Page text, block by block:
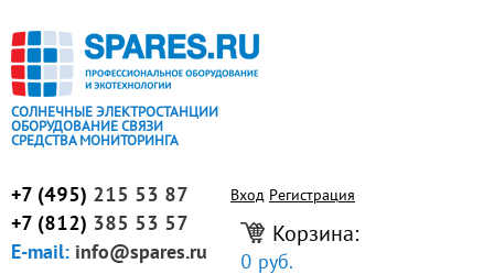
СОЛНЕЧНЫЕ ЭЛЕКТРОСТАНЦИИ
ОБОРУДОВАНИЕ СВЯЗИ
СРЕДСТВА МОНИТОРИНГА
+7 (495) 215 53 87
+7 (812) 385 53 57
E-mail: info@spares.ru
Вход Регистрация
Корзина:
0 руб.